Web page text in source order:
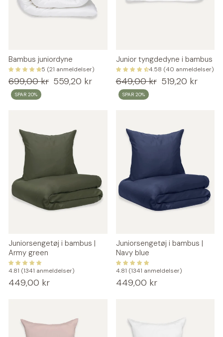
Bambus juniordyne
5 (21 anmeldelser)
Normalpris
699,00 kr Udsalgspris
559,20 kr
SPAR 20%
Junior tyngdedyne i bambus
4.58 (40 anmeldelser)
Normalpris
649,00 kr Udsalgspris
519,20 kr
SPAR 20%
Juniorsengetøj i bambus |
Army green
4.81 (1341 anmeldelser)
449,00 kr
Juniorsengetøj i bambus |
Navy blue
4.81 (1341 anmeldelser)
449,00 kr